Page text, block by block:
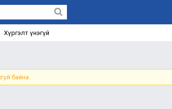
Хүргэлт үнэгүй
байна.